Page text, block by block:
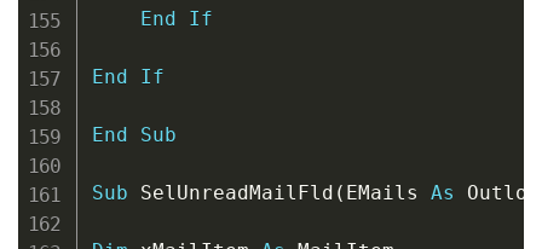
End If
End If
End Sub
Sub SelUnreadMailFld ( EMails As